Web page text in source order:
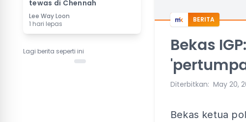
tewas di Chennah
Lee Way Loon
1 hari lepas
Lagi berita seperti ini
BERITA
Bekas
Diterbitkan: May 20,
Bekas ketua